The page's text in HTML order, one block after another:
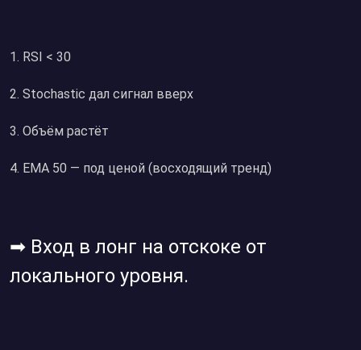
1. RSI < 30
2. Stochastic дал сигнал вверх
3. Объём растёт
4. EMA 50 — под ценой (восходящий тренд)
➡ Вход в лонг на отскоке от
локального уровня.